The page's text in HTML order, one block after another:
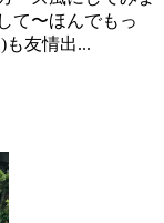
て〜ほんでもっ
友情出...